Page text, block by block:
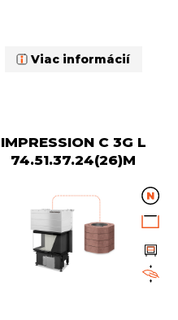
Viac informácií
IMPRESSION C 3G L
74.51.37.24(26)M